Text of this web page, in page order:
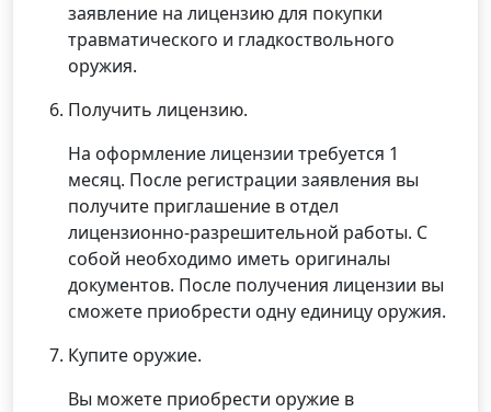
заявление на лицензию для покупки
травматического и гладкоствольного
оружия.
Получить лицензию.
На оформление лицензии требуется 1
месяц. После регистрации заявления вы
получите приглашение в отдел
лицензионно-разрешительной работы. С
собой необходимо иметь оригиналы
документов. После получения лицензии вы
сможете приобрести одну единицу оружия.
Купите оружие.
Вы можете приобрести оружие в